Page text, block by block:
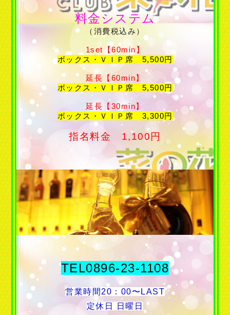
料金システム
（消費税込み）
1set【60min】
ボックス・ＶＩＰ席 5,500円
延長【60min】
ボックス・ＶＩＰ席 5,500円
延長【30min】
ボックス・ＶＩＰ席 3,300円
指名料金 1,100円
TEL0896-23-1108
営業時間20：00〜LAST
定休日 日曜日